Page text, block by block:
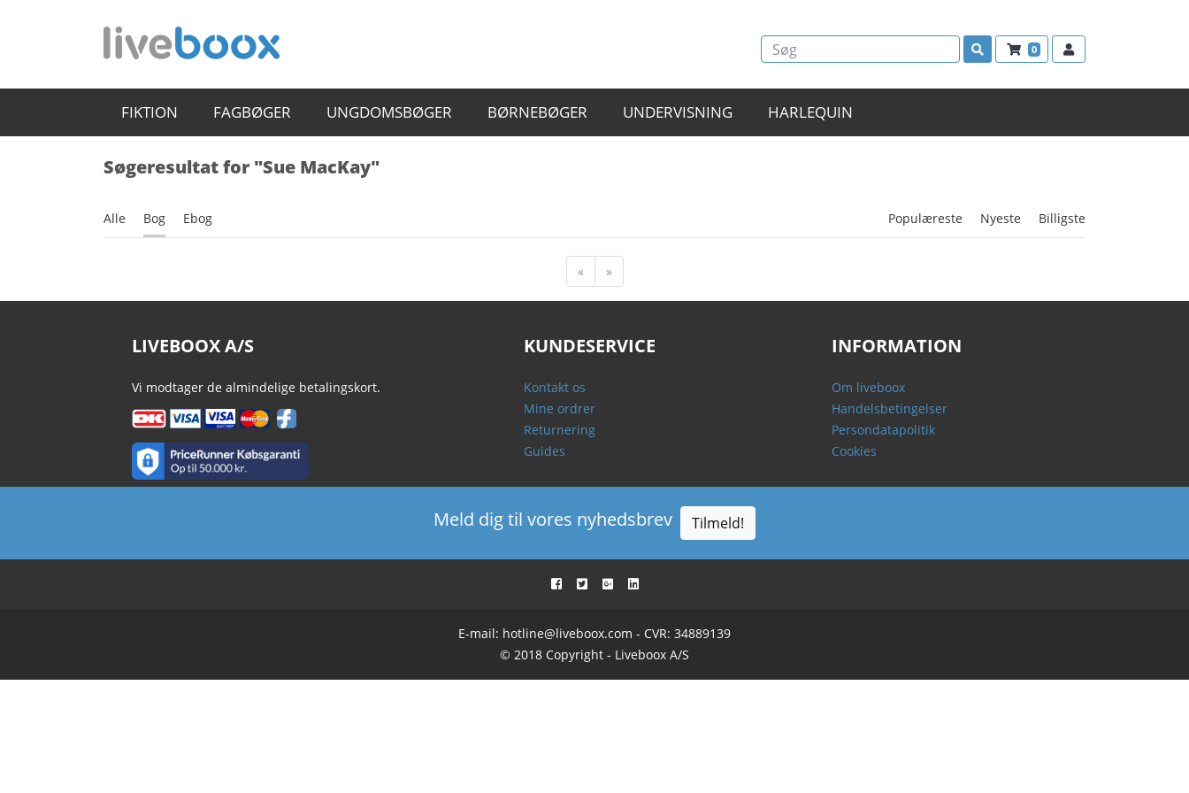
0
FIKTION FAGBØGER UNGDOMSBØGER BØRNEBØGER UNDERVISNING HARLEQUIN
Søgeresultat for "Sue MacKay"
Alle Bog Ebog Populæreste Nyeste Billigste
« »
LIVEBOOX A/S
Vi modtager de almindelige betalingskort.
KUNDESERVICE
Kontakt os
Mine ordrer
Returnering
Guides
INFORMATION
Om liveboox
Handelsbetingelser
Persondatapolitik
Cookies
Meld dig til vores nyhedsbrev Tilmeld!
E-mail: hotline@liveboox.com - CVR: 34889139
© 2018 Copyright - Liveboox A/S